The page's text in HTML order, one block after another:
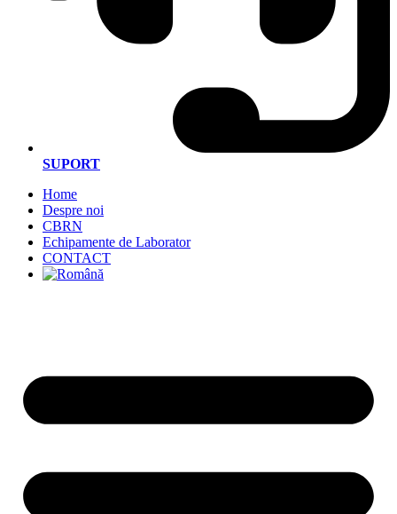
SUPORT
Home
Despre noi
CBRN
Echipamente de Laborator
CONTACT